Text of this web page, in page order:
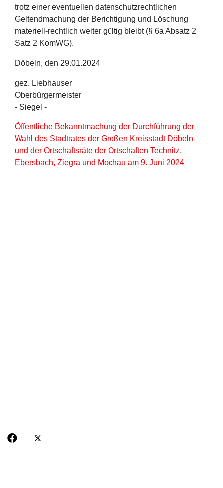
trotz einer eventuellen datenschutzrechtlichen
Geltendmachung der Berichtigung und Löschung
materiell-rechtlich weiter gültig bleibt (§ 6a Absatz 2
Satz 2 KomWG).
Döbeln, den 29.01.2024
gez. Liebhauser
Oberbürgermeister
- Siegel -
Öffentliche Bekanntmachung der Durchführung der
Wahl des Stadtrates der Großen Kreisstadt Döbeln
und der Ortschaftsräte der Ortschaften Technitz,
Ebersbach, Ziegra und Mochau am 9. Juni 2024